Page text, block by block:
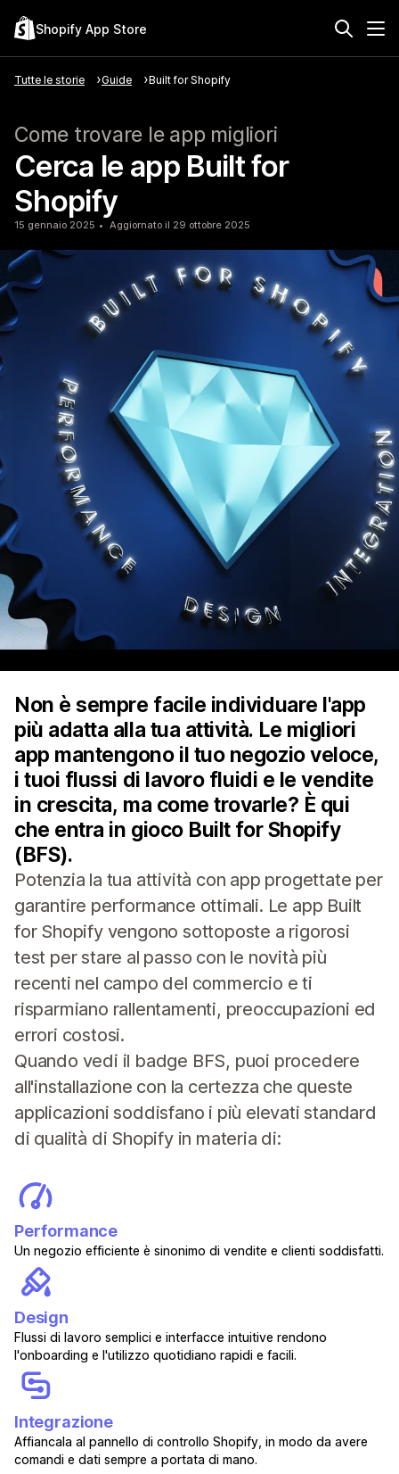
Shopify App Store
Tutte le storie Guide Built for Shopify
Come trovare le app migliori
Cerca le app Built for
Shopify
15 gennaio 2025 Aggiornato il 29 ottobre 2025
Non è sempre facile individuare l'app
più adatta alla tua attività. Le migliori
app mantengono il tuo negozio veloce,
i tuoi flussi di lavoro fluidi e le vendite
in crescita, ma come trovarle? È qui
che entra in gioco Built for Shopify
(BFS).
Potenzia la tua attività con app progettate per
garantire performance ottimali. Le app Built
for Shopify vengono sottoposte a rigorosi
test per stare al passo con le novità più
recenti nel campo del commercio e ti
risparmiano rallentamenti, preoccupazioni ed
errori costosi.
Quando vedi il badge BFS, puoi procedere
all'installazione con la certezza che queste
applicazioni soddisfano i più elevati standard
di qualità di Shopify in materia di:
Performance
Un negozio efficiente è sinonimo di vendite e clienti soddisfatti.
Design
Flussi di lavoro semplici e interfacce intuitive rendono
l'onboarding e l'utilizzo quotidiano rapidi e facili.
Integrazione
Affiancala al pannello di controllo Shopify, in modo da avere
comandi e dati sempre a portata di mano.